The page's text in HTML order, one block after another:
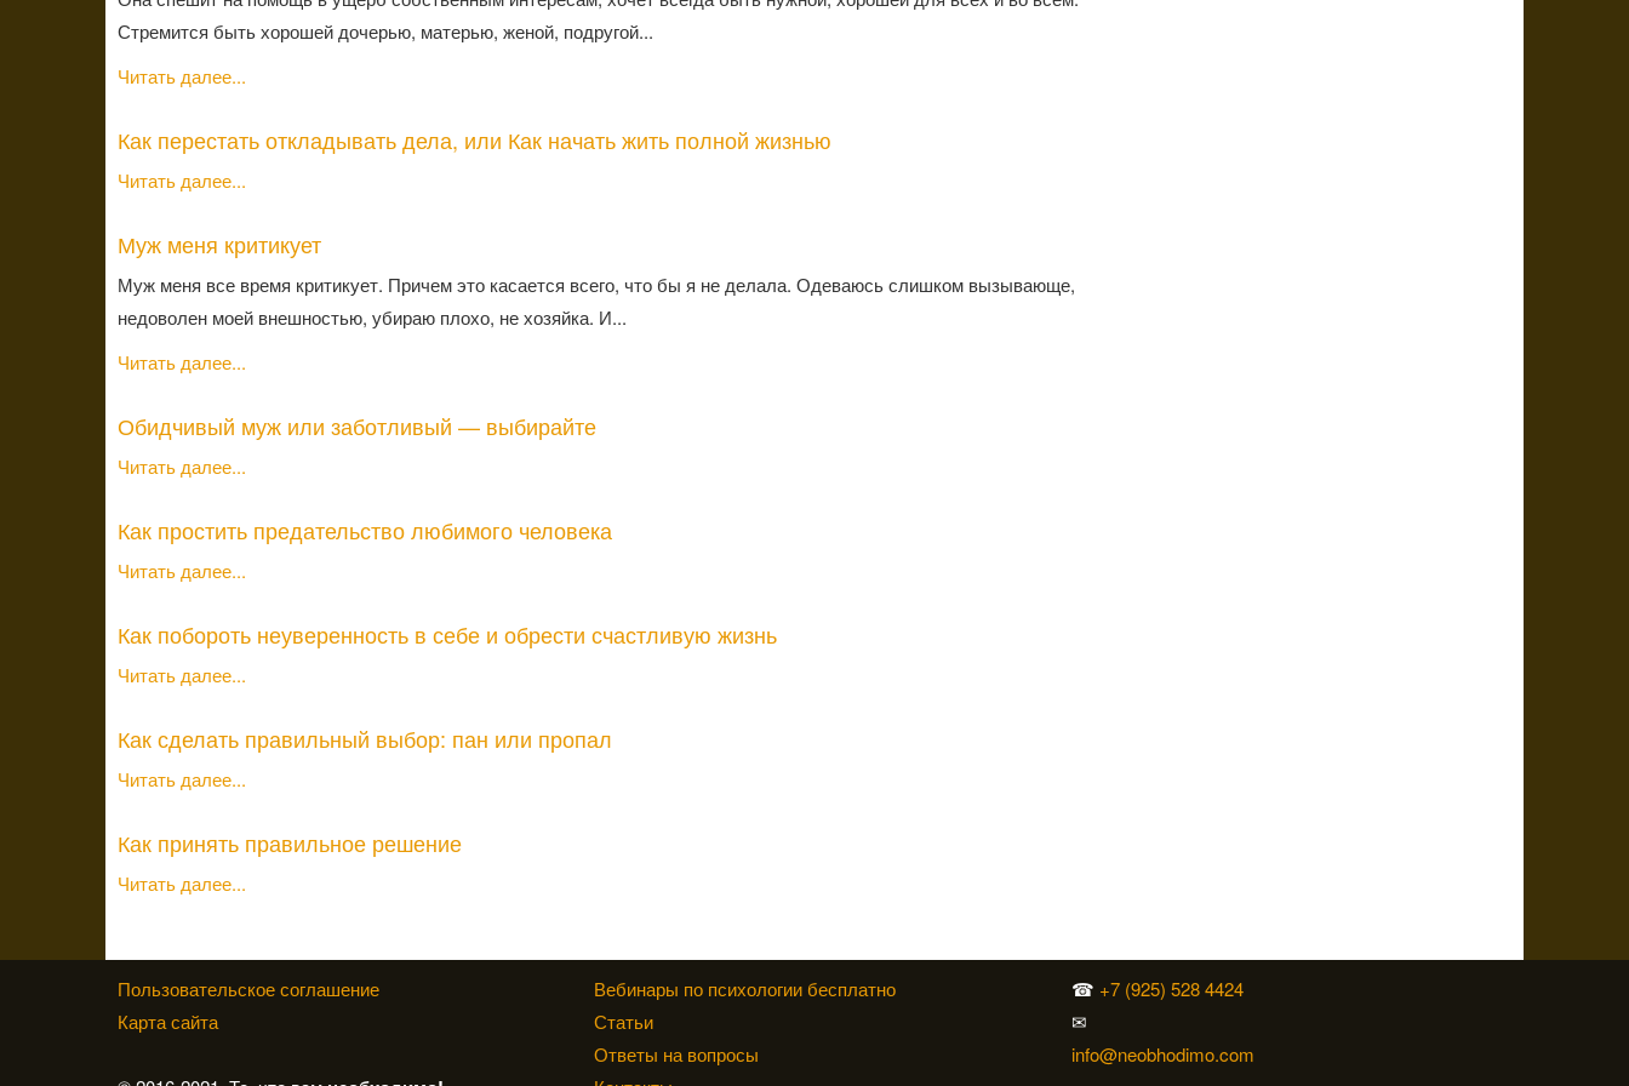
Стремится быть хорошей дочерью, матерью, женой, подругой...
Читать далее...
Как перестать откладывать дела, или Как начать жить полной жизнью
Читать далее...
Муж меня критикует
Муж меня все время критикует. Причем это касается всего, что бы я не делала. Одеваюсь слишком вызывающе,
недоволен моей внешностью, убираю плохо, не хозяйка. И...
Читать далее...
Обидчивый муж или заботливый — выбирайте
Читать далее...
Как простить предательство любимого человека
Читать далее...
Как побороть неуверенность в себе и обрести счастливую жизнь
Читать далее...
Как сделать правильный выбор: пан или пропал
Читать далее...
Как принять правильное решение
Читать далее...
Пользовательское соглашение
Карта сайта
Вебинары по психологии бесплатно
Статьи
Ответы на вопросы
☎ +7 (925) 528 4424
✉
info@neobhodimo.com